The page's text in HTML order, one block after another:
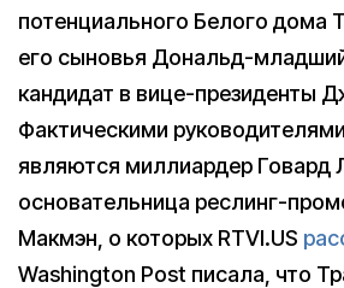
потенциального Белого дома
его сыновья Дональд-
кандидат в вице-президенты
Фактическими
являются миллиардер Говард
основательница реслинг-
Макмэн, о которых RTVI.US
Washington Post писала, что